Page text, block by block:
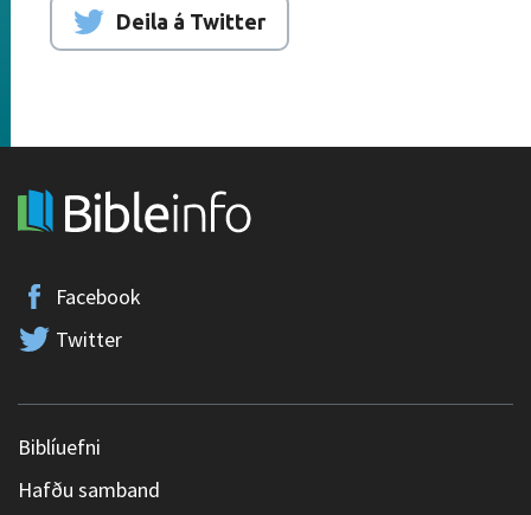
Deila á Twitter
Facebook
Twitter
Biblíuefni
Hafðu samband